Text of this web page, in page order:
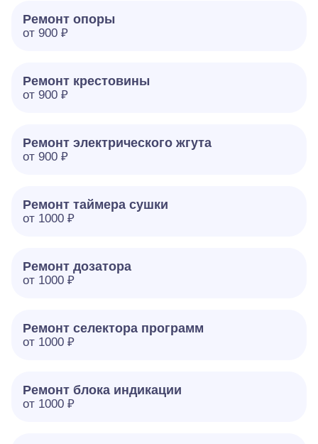
Ремонт опоры
от 900 ₽
Ремонт крестовины
от 900 ₽
Ремонт электрического жгута
от 900 ₽
Ремонт таймера сушки
от 1000 ₽
Ремонт дозатора
от 1000 ₽
Ремонт селектора программ
от 1000 ₽
Ремонт блока индикации
от 1000 ₽